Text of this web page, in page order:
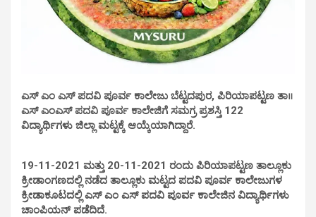
ಎಸ್ ಎಂ ಎಸ್ ಪದವಿ ಪೂರ್ವ ಕಾಲೇಜು ಬೆಟ್ಟದಪುರ, ಪಿರಿಯಾಪಟ್ಟಣ ತಾ॥
ಎಸ್ ಎಂಎಸ್ ಪದವಿ ಪೂರ್ವ ಕಾಲೇಜಿಗೆ ಸಮಗ್ರ ಪ್ರಶಸ್ತಿ 122
ವಿದ್ಯಾರ್ಥಿಗಳು ಜಿಲ್ಲಾ ಮಟ್ಟಕ್ಕೆ ಆಯ್ಕೆಯಾಗಿದ್ದಾರೆ.
19-11-2021 ಮತ್ತು 20-11-2021 ರಂದು ಪಿರಿಯಾಪಟ್ಟಣ ತಾಲ್ಲೂಕು
ಕ್ರೀಡಾಂಗಣದಲ್ಲಿ ನಡೆದ ತಾಲ್ಲೂಕು ಮಟ್ಟದ ಪದವಿ ಪೂರ್ವ ಕಾಲೇಜುಗಳ
ಕ್ರೀಡಾಕೂಟದಲ್ಲಿ ಎಸ್ ಎಂ ಎಸ್ ಪದವಿ ಪೂರ್ವ ಕಾಲೇಜಿನ ವಿದ್ಯಾರ್ಥಿಗಳು
ಚಾಂಪಿಯನ್ ಪಡೆದಿದೆ.